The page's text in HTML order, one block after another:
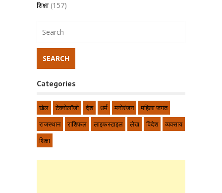
शिक्षा(157)
Categories
खेल टेक्नोलॉजी देश धर्म मनोरंजन
महिला जगत
राजस्थान
राशिफल लाइफस्टाइल लेख विदेश
व्यवसाय
शिक्षा